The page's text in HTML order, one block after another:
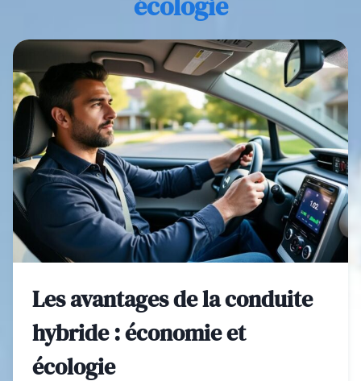
Les avantages de la conduite
hybride : économie et
écologie